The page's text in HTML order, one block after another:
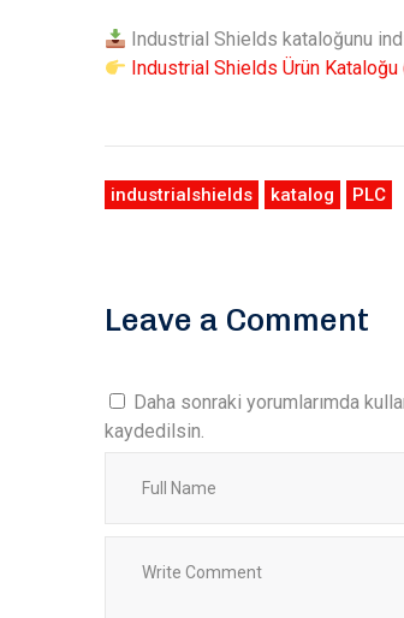
Industrial Shields kataloğunu
Industrial Shields Ürün Kataloğu
industrialshields katalog PLC
Leave a Comment
Daha sonraki yorumlarımda
kaydedilsin.